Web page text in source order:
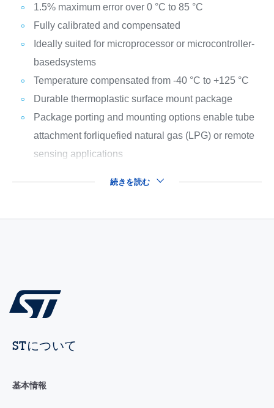
1.5% maximum error over 0 °C to 85 °C
Fully calibrated and compensated
Ideally suited for microprocessor or microcontroller-
basedsystems
Temperature compensated from -40 °C to +125 °C
Durable thermoplastic surface mount package
Package porting and mounting options enable tube
attachment forliquefied natural gas (LPG) or remote
sensing applications
続きを読む
STについて
基本情報